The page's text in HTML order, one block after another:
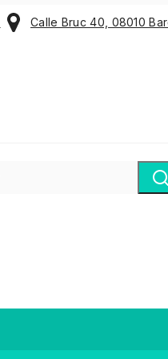
Calle Bruc 40, 08010